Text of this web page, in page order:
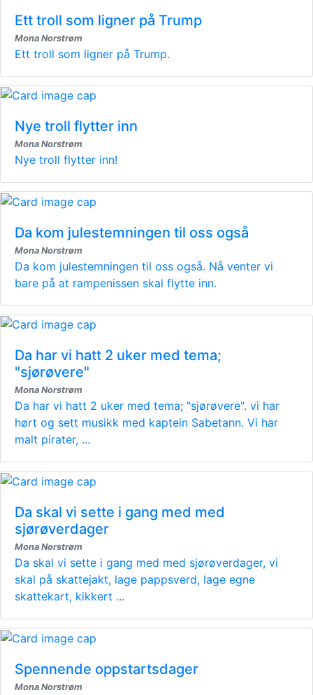
Ett troll som ligner på Trump
Mona Norstrøm
Ett troll som ligner på Trump.
Nye troll flytter inn
Mona Norstrøm
Nye troll flytter inn!
Da kom julestemningen til oss også
Mona Norstrøm
Da kom julestemningen til oss også. Nå venter vi
bare på at rampenissen skal flytte inn.
Da har vi hatt 2 uker med tema;
"sjørøvere"
Mona Norstrøm
Da har vi hatt 2 uker med tema; "sjørøvere". vi har
hørt og sett musikk med kaptein Sabetann. Vi har
malt pirater, ...
Da skal vi sette i gang med med
sjørøverdager
Mona Norstrøm
Da skal vi sette i gang med med sjørøverdager, vi
skal på skattejakt, lage pappsverd, lage egne
skattekart, kikkert ...
Spennende oppstartsdager
Mona Norstrøm